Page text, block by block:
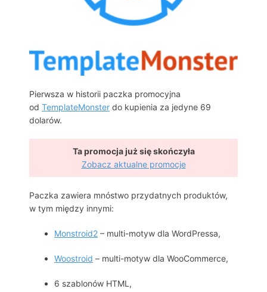
Pierwsza w historii paczka promocyjna
od TemplateMonster do kupienia za jedyne 69
dolarów.
Ta promocja już się skończyła
Zobacz aktualne promocje
Paczka zawiera mnóstwo przydatnych produktów,
w tym między innymi:
Monstroid2 – multi-motyw dla WordPressa,
Woostroid – multi-motyw dla WooCommerce,
6 szablonów HTML,